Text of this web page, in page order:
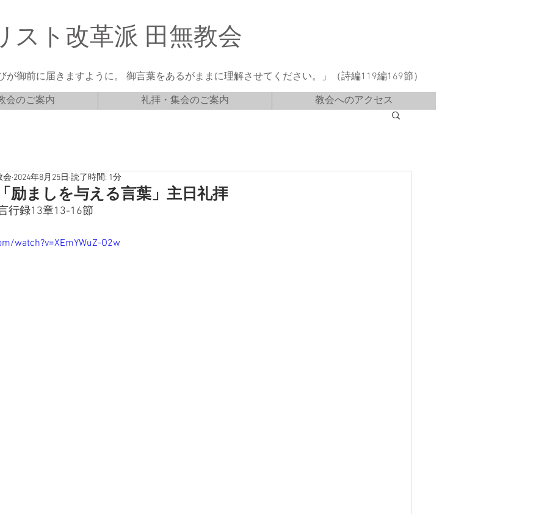
スト改革派 田無教会
が御前に届きますように。 御言葉をあるがままに理解させてください。」（詩編119編169節）
会のご案内
礼拝・集会のご案内 教会へのアクセス
励ましを与える言葉」主日礼拝
会 2024年8月25日 読了時間: 1分
行録13章13-16節
watch?v=XEmYWuZ-O2w